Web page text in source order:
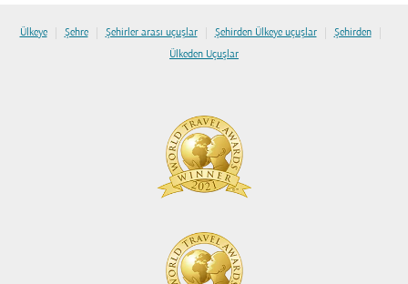
Ülkeye | Şehre | Şehirler arası uçuşlar | Şehirden Ülkeye uçuşlar | Şehirden |
Ülkeden Uçuşlar